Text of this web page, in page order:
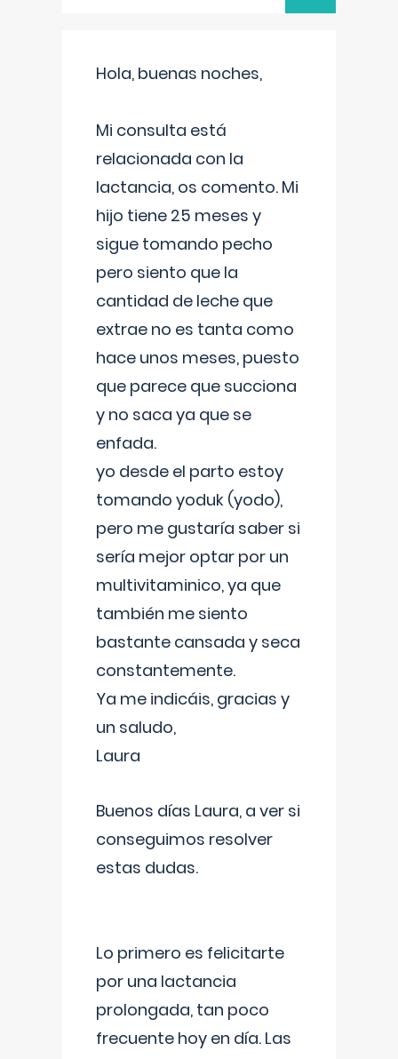
Hola, buenas noches,
Mi consulta está
relacionada con la
lactancia, os comento. Mi
hijo tiene 25 meses y
sigue tomando pecho
pero siento que la
cantidad de leche que
extrae no es tanta como
hace unos meses, puesto
que parece que succiona
y no saca ya que se
enfada.
yo desde el parto estoy
tomando yoduk (yodo),
pero me gustaría saber si
sería mejor optar por un
multivitaminico, ya que
también me siento
bastante cansada y seca
constantemente.
Ya me indicáis, gracias y
un saludo,
Laura
Buenos días Laura, a ver si
conseguimos resolver
estas dudas.
Lo primero es felicitarte
por una lactancia
prolongada, tan poco
frecuente hoy en día. Las